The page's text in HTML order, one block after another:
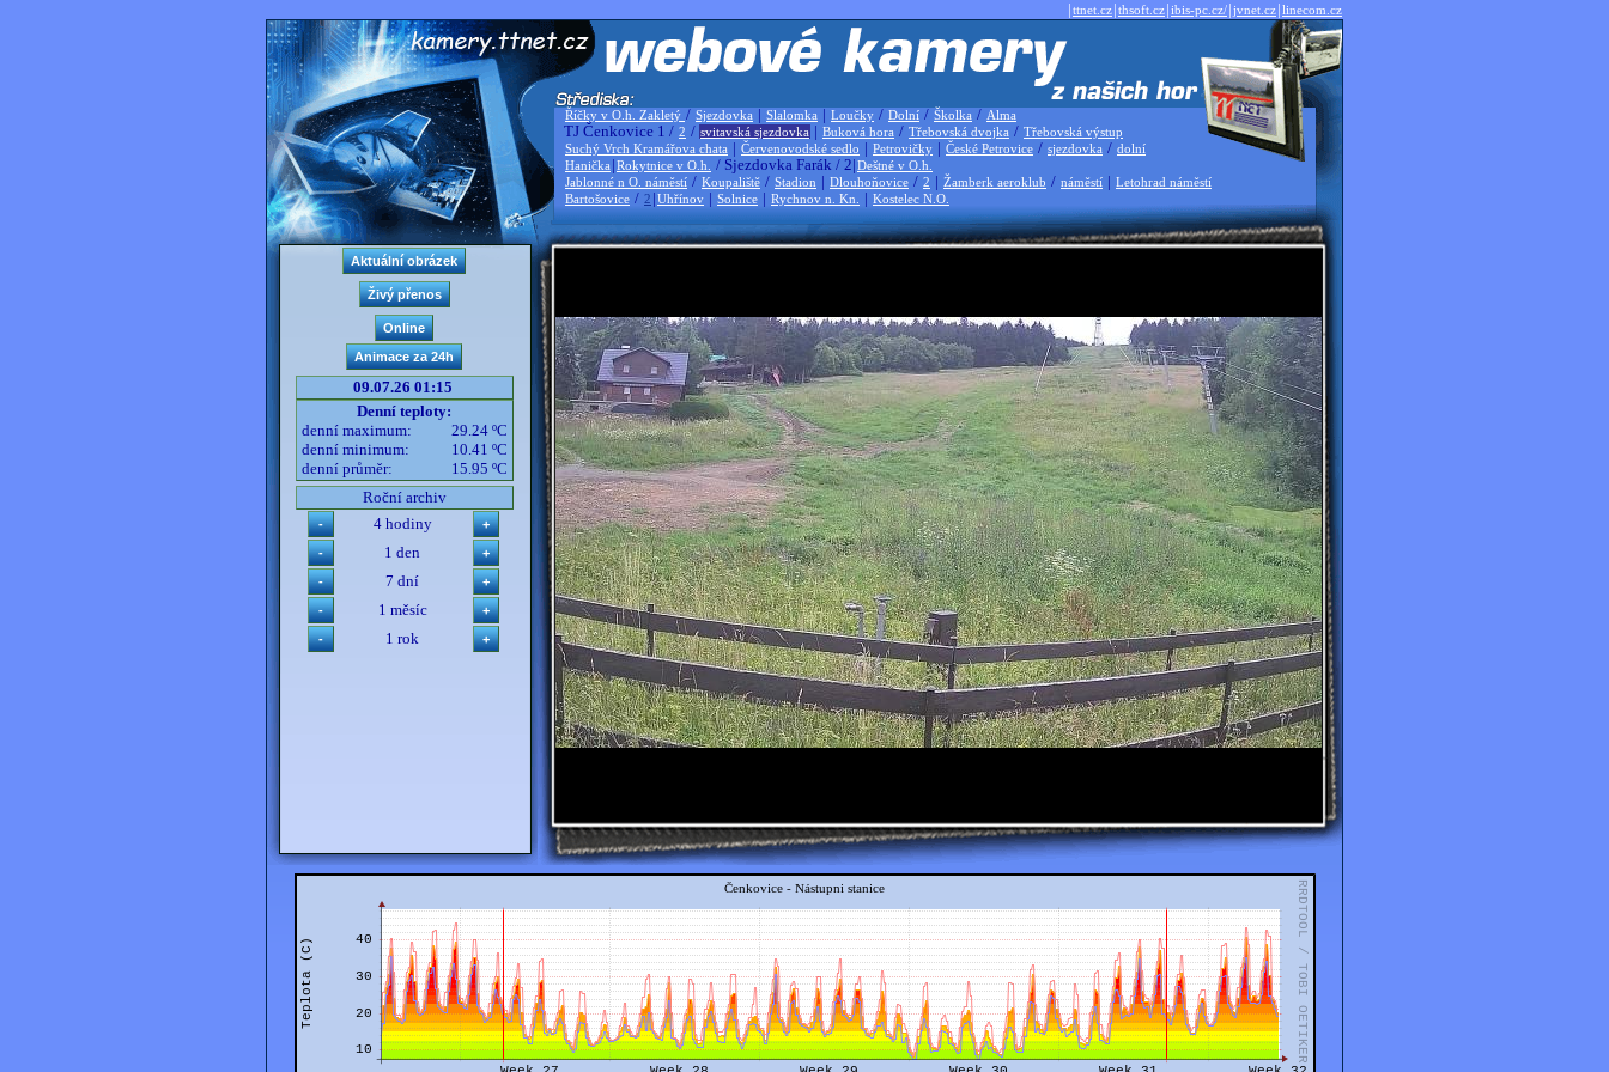
|ttnet.cz|thsoft.cz|ibis-pc.cz/|jvnet.cz|linecom.cz
Říčky v O.h. Zakletý / Sjezdovka | Slalomka | Loučky / Dolní / Školka / Alma
TJ Čenkovice 1 / 2 / svitavská sjezdovka | Buková hora / Třebovská dvojka / Třebovská výstup
Suchý Vrch Kramářova chata | Červenovodské sedlo | Petrovičky | České Petrovice / sjezdovka / dolní
Hanička |Rokytnice v O.h. / Sjezdovka Farák / 2|Deštné v O.h.
Jablonné n O. náměstí / Koupaliště / Stadion | Dlouhoňovice / 2 | Žamberk aeroklub / náměstí | Letohrad náměstí
Bartošovice / 2 |Uhřínov | Solnice | Rychnov n. Kn. | Kostelec N.O.
09.07.26 01:15
Denní teploty:
denní maximum:
29.24 ºC
denní minimum:
10.41 ºC
denní průměr:
15.95 ºC
Roční archiv
4 hodiny
1 den
7 dní
1 měsíc
1 rok